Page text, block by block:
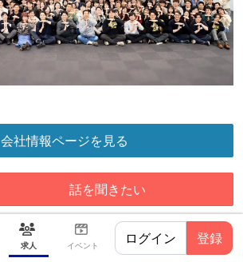
求人 イベント ログイン 登録
会社情報ページを見る
話を聞きたい